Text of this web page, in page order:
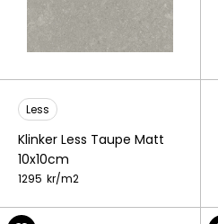
Less
Klinker Less Taupe Matt
10x10cm
1295 kr/m2